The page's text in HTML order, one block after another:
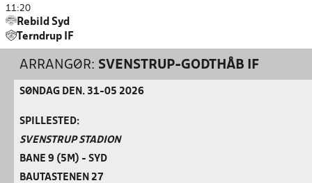
11:20
Rebild Syd
Terndrup IF
ARRANGØR: SVENSTRUP-GODTHÅB IF
SØNDAG DEN. 31-05 2026
SPILLESTED:
SVENSTRUP STADION
BANE 9 (5M) - SYD
BAUTASTENEN 27